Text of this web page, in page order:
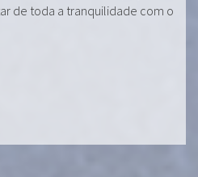
de toda a tranquilidade com o